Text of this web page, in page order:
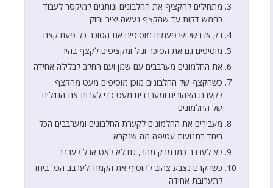
מתחילים להקציף את החלבונים ונותנים למיקסר לעבוד
כחמש דקות עד שהקצף נעשה יציב וחזק
רק אז בשלוש פעמים מוסיפים את הסוכר כל פעם קצת
מוסיפים גם את הסוכר וניל ומקציפים לקצף בהיר
את החלמונים מערבבים עם שמן ועם החלב לבלילה אחידה
כשהקצף של החלבונים מוכן מוסיפים מעט מהקצף
לקערת הצהובים ומערבבים מעט כדי לעבות את הנוזלים
של החלמונים
מעבירים את החלמונים לקערת החלבונים ומערבבים הכל
ביחד בתנועות עטיפה מה שנקרא
לא לערבב כמו מרק מהר, גם לא לאט אבל לערבב
כשהקרם נצבע צהוב להוסיף את הקמח ולערבב הכל ביחד
לתערובת אחידה